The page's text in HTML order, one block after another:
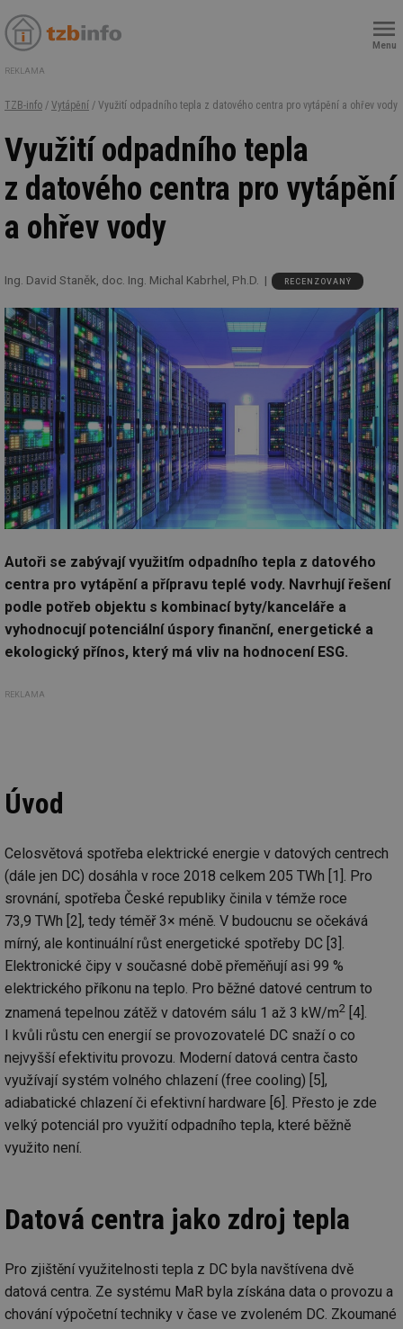
Menu
REKLAMA
TZB-info / Vytápění / Využití odpadního tepla z datového centra pro vytápění a ohřev vody
Využití odpadního tepla
z datového centra pro vytápění
a ohřev vody
Ing. David Staněk, doc. Ing. Michal Kabrhel, Ph.D. RECENZOVANÝ
Autoři se zabývají využitím odpadního tepla z datového
centra pro vytápění a přípravu teplé vody. Navrhují řešení
podle potřeb objektu s kombinací byty/kanceláře a
vyhodnocují potenciální úspory finanční, energetické a
ekologický přínos, který má vliv na hodnocení ESG.
REKLAMA
Úvod
Celosvětová spotřeba elektrické energie v datových centrech
(dále jen DC) dosáhla v roce 2018 celkem 205 TWh [1]. Pro
srovnání, spotřeba České republiky činila v témže roce
73,9 TWh [2], tedy téměř 3× méně. V budoucnu se očekává
mírný, ale kontinuální růst energetické spotřeby DC [3].
Elektronické čipy v současné době přeměňují asi 99 %
elektrického příkonu na teplo. Pro běžné datové centrum to
znamená tepelnou zátěž v datovém sálu 1 až 3 kW/m2 [4].
I kvůli růstu cen energií se provozovatelé DC snaží o co
nejvyšší efektivitu provozu. Moderní datová centra často
využívají systém volného chlazení (free cooling) [5],
adiabatické chlazení či efektivní hardware [6]. Přesto je zde
velký potenciál pro využití odpadního tepla, které běžně
využito není.
Datová centra jako zdroj tepla
Pro zjištění využitelnosti tepla z DC byla navštívena dvě
datová centra. Ze systému MaR byla získána data o provozu a
chování výpočetní techniky v čase ve zvoleném DC. Zkoumané